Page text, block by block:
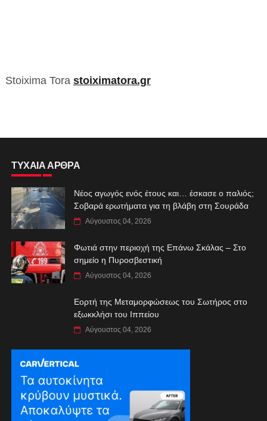
Stoixima Tora stoiximatora.gr
ΤΥΧΑΙΑ ΑΡΘΡΑ
Νέος αγωγός ενός έτους και… έσκασε ο παλιός;
Σοβαρά ερωτήματα για τη βλάβη στη Σουράδα
Αύγουστος 04, 2026
Φωτιά στην περιοχή της Επάνω Σκάλας – Στο
σημείο η Πυροσβεστική
Αύγουστος 04, 2026
Εορτή της Μεταμορφώσεως του Σωτήρος στο
εξωκκλήσι του Ιππείου
Αύγουστος 04, 2026